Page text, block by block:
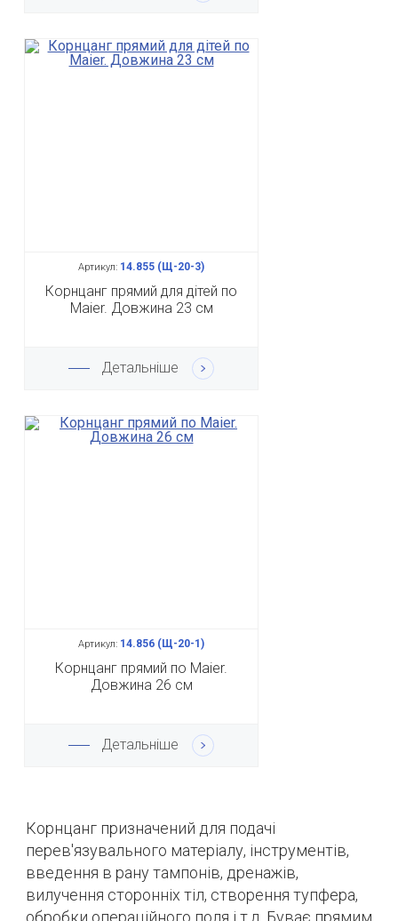
Артикул: 14.855 (Щ-20-3)
Корнцанг прямий для дітей по
Maier. Довжина 23 см
Детальніше
Артикул: 14.856 (Щ-20-1)
Корнцанг прямий по Maier.
Довжина 26 см
Детальніше
Корнцанг призначений для подачі
перев'язувального матеріалу, інструментів,
введення в рану тампонів, дренажів,
вилучення сторонніх тіл, створення тупфера,
обробки операційного поля і т.д. Буває прямим